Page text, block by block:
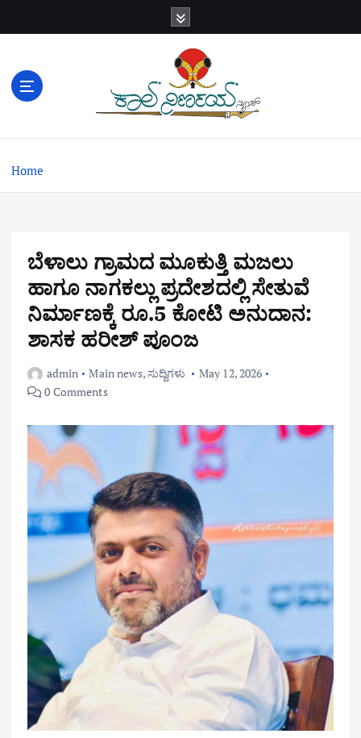
e
Home
ಬೆಳಾಲು ಗ್ರಾಮದ ಮೂಕುತ್ತಿ ಮಜಲು
ಹಾಗೂ ನಾಗಕಲ್ಲು ಪ್ರದೇಶದಲ್ಲಿ ಸೇತುವೆ
ನಿರ್ಮಾಣಕ್ಕೆ ರೂ.5 ಕೋಟಿ ಅನುದಾನ:
ಶಾಸಕ ಹರೀಶ್ ಪೂಂಜ
admin Main news,ಸುದ್ದಿಗಳು
May 12, 2026
0 Comments